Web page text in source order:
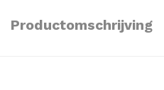
Productomschrijving